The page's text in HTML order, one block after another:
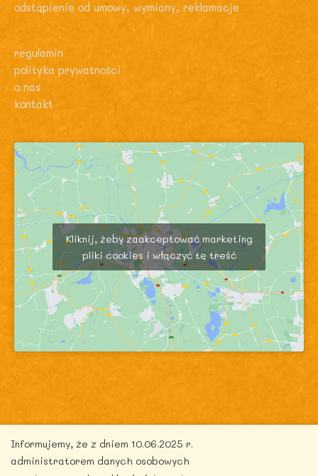
odstąpienie od umowy, wymiany, reklamacje
regulamin
polityka prywatności
o nas
kontakt
Kliknij, żeby zaakceptować marketing
pliki cookies i włączyć tę treść
ITentego.pl
Informujemy, że z dniem 10.06.2025 r.
administratorem danych osobowych